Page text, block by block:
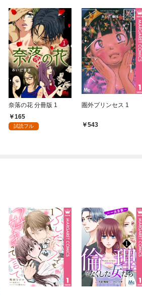
奈落の花 分冊版 1
165
試読フル
圏外プリンセス 1
543